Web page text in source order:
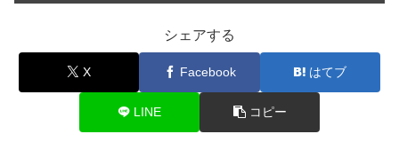
シェアする
X Facebook はてブ
LINE コピー